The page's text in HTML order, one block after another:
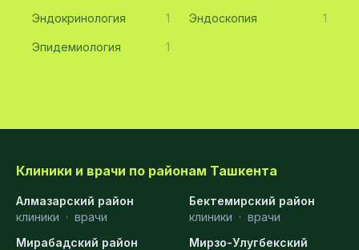
Эндокринология 1 Эндоскопия 1
Эпидемиология 1
Клиники и врачи по районам Ташкента
Алмазарский район
клиники · врачи
Бектемирский район
клиники · врачи
Мирабадский район
Мирзо-Улугбекский